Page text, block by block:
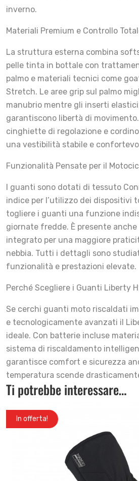
inverno.
Materiali Premium e Controllo
La struttura esterna combina
pelle tinta in bottale con
palmo e materiali tecnici come
Stretch. Le aree grip sul palmo
manubrio mentre gli inserti
garantiscono libertà di
cinghiette di regolazione e
una vestibilità stabile e
Funzionalità Pensate per il
I guanti sono dotati di tessuto
indice per l’utilizzo dei dispositivi
togliere i guanti una funzione
giornate fredde. È presente
integrato per una maggiore
nebbia. Tutti i dettagli sono
funzionalità e prestazioni elevate.
Perché Scegliere i Guanti Liberty
Se cerchi guanti moto riscaldati
e tecnologicamente avanzati il
ideale. Con batterie incluse
sistema di riscaldamento
garantisce comfort e sicurezza
temperatura scende
Ti potrebbe interessare…
In offerta!